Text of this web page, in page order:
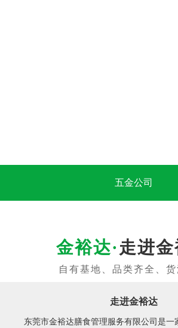
五金公司
走进
走进金裕达
东莞市金裕达膳食管理服务有限公司是一